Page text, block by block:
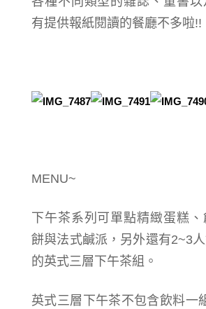
有提供報紙閱讀的餐廳不多啦!!
MENU~
下午茶系列可單點精緻蛋糕
餅與法式鹹派，另外還有2~3
的英式三層下午茶組。
英式三層下午茶不包含飲料一